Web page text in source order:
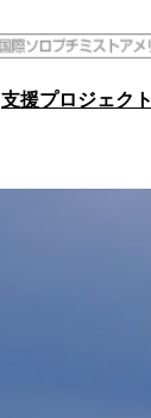
支援プロジェクト